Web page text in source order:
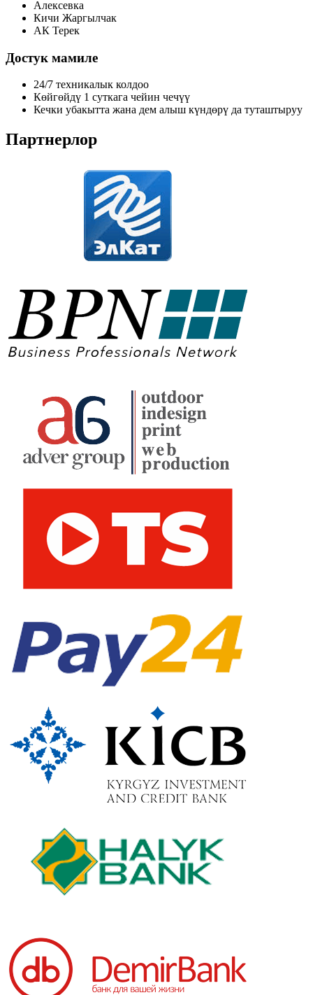
Алексевка
Кичи Жаргылчак
АК Терек
Достук мамиле
24/7 техникалык колдоо
Көйгөйдү 1 суткага чейин чечүү
Кечки убакытта жана дем алыш күндөрү да туташтыруу
Партнерлор